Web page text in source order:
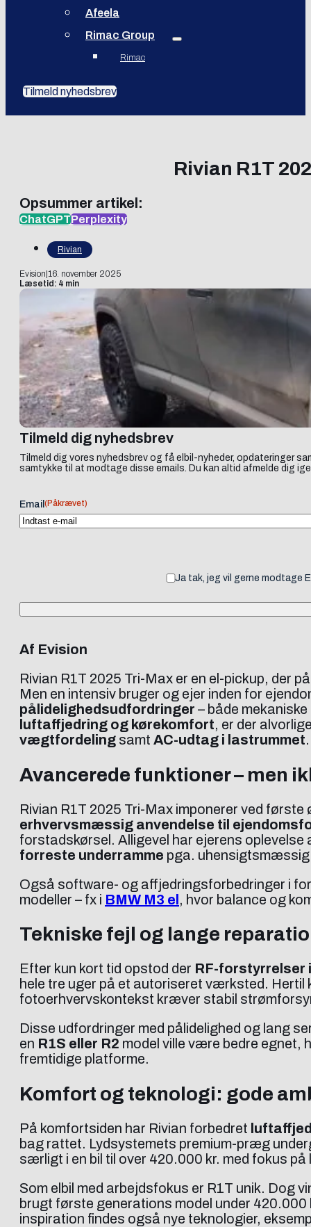
Afeela
Rimac Group
Rimac
Tilmeld nyhedsbrev
Rivian R1T
Opsummer artikel:
ChatGPTPerplexity
Rivian
Evision 16. november 2025
Læsetid: 4 min
Tilmeld dig nyhedsbrev
Tilmeld dig vores nyhedsbrev og få elbil-nyheder, opdateringer
samtykke til at modtage disse emails. Du kan altid afmelde dig
Email (Påkrævet)
Ja tak, jeg vil gerne modtage
Af Evision
Rivian R1T 2025 Tri-Max er en el-pickup, der
Men en intensiv bruger og ejer inden for
pålidelighedsudfordringer – både
luftaffjedring og kørekomfort, er der
vægtfordeling samt AC-udtag i lastrummet.
Avancerede funktioner – men
Rivian R1T 2025 Tri-Max imponerer ved
erhvervsmæssig anvendelse til
forstadskørsel. Alligevel har ejerens
forreste underramme pga.
Også software- og affjedringsforbedringer i
modeller – fx i BMW M3 el , hvor balance og
Tekniske fejl og lange
Efter kun kort tid opstod der RF-forstyrrelser
hele tre uger på et autoriseret værksted. Hertil
fotoerhvervskontekst kræver stabil
Disse udfordringer med pålidelighed og lang
en R1S eller R2 model ville være bedre egnet,
fremtidige platforme.
Komfort og teknologi: gode
På komfortsiden har Rivian forbedret
bag rattet. Lydsystemets premium-præg
særligt i en bil til over 420.000 kr. med fokus
Som elbil med arbejdsfokus er R1T unik. Dog
brugt første generations model under
inspiration findes også nye teknologier,